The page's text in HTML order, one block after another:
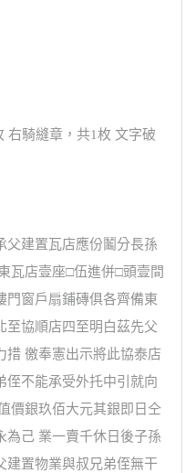
右騎縫章，共1枚 文字破
父建置瓦店應份鬮分長孫
瓦店壹座□伍進併□頭壹間
門窗戶扇鋪磚俱各齊備東
至協順店四至明白茲先父
措 徼奉憲出示將此協泰店
侄不能承受外托中引就向
價銀玖佰大元其銀即日仝
為己 業一賣千休日後子孫
建置物業與叔兄弟侄無干